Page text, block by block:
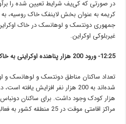
در صورتی که کی‌یف شرایط تعیین شده را
کریمه به عنوان بخش لاینفک خاک روسیه،
جمهوری دونتسک و لوهانسک در خاک
غیربلوکی اوکراین.
12:25- ورود 200 هزار پناهنده اوکراینی به خاک روسیه
تعداد ساکنان مناطق دونتسک و لوهانسک و
هزار کودک وجود داشت. برای ساکنان
مراکز اقامتی موقت در 25 منطقه کشور به فعالیت خود ادامه می‌دهند.